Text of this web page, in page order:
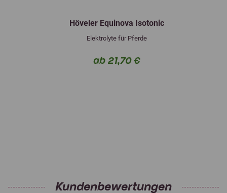
Höveler Equinova Isotonic
Elektrolyte für Pferde
ab 21,70 €
Kundenbewertungen